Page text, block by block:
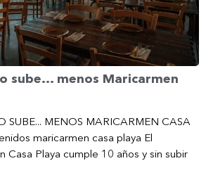
sube… menos Maricarmen
SUBE... MENOS MARICARMEN CASA
maricarmen casa playa El
Casa Playa cumple 10 años y sin subir